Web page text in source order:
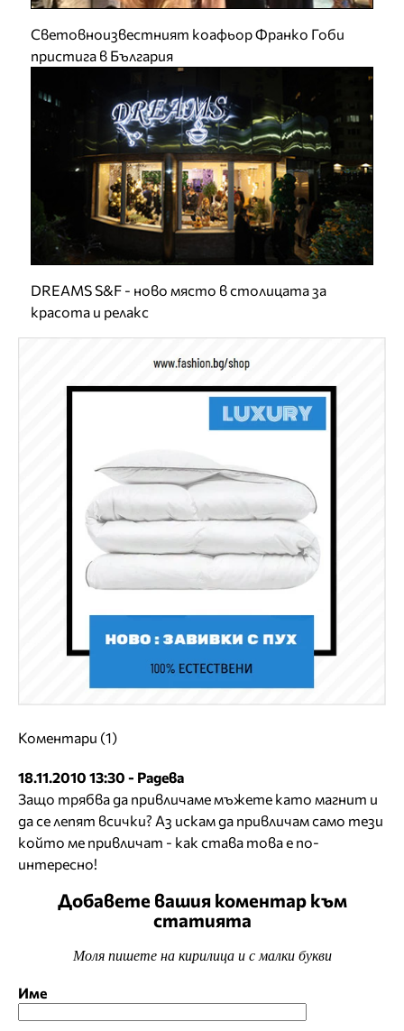
Световноизвестният коафьор Франко Гоби
пристига в България
DREAMS S&F - ново място в столицата за
красота и релакс
Коментари (1)
18.11.2010 13:30 - Радева
Защо трябва да привличаме мъжете като магнит и
да се лепят всички? Аз искам да привличам само тези
който ме привличат - как става това е по-
интересно!
Добавете вашия коментар към
статията
Моля пишете на кирилица и с малки букви
Име